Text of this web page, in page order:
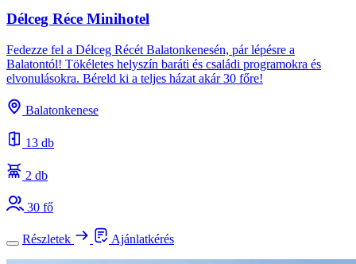
Délceg Réce Minihotel
Fedezze fel a Délceg Récét Balatonkenesén, pár lépésre a
Balatontól! Tökéletes helyszín baráti és családi programokra és
elvonulásokra. Béreld ki a teljes házat akár 30 főre!
Balatonkenese
13 db
2 db
30 fő
Részletek Ajánlatkérés